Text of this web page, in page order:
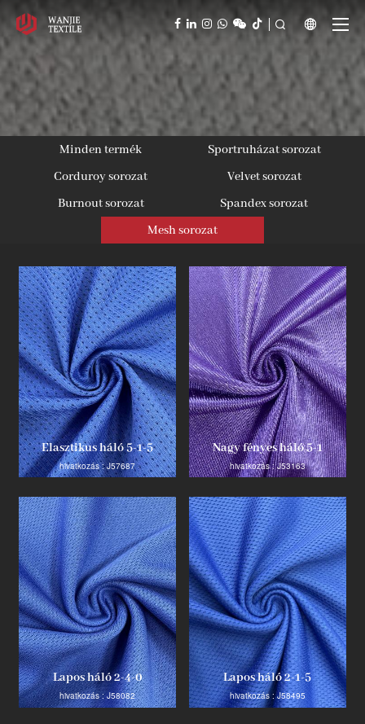
  
Minden termék
Sportruházat sorozat
Corduroy sorozat
Velvet sorozat
Burnout sorozat
Spandex sorozat
Mesh sorozat
Elasztikus háló 5-1-5
hivatkozás : J57687
Nagy fényes háló 5-1
hivatkozás : J53163
Lapos háló 2-4-0
hivatkozás : J58082
Lapos háló 2-1-5
hivatkozás : J58495